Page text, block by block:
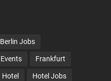
Berlin Jobs
Events Frankfurt
Hotel Hotel Jobs